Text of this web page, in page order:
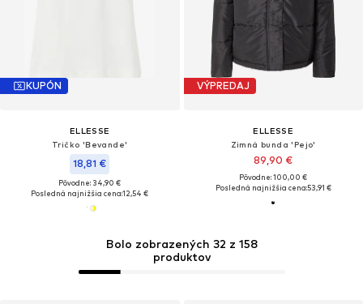
Bolo zobrazených 32 z 158
produktov
KUPÓN
ELLESSE
Tričko 'Bevande'
18,81 €
Pôvodne: 34,90 €
Posledná najnižšia cena:12,54 €
VÝPREDAJ
ELLESSE
Zimná bunda 'Pejo'
89,90 €
Pôvodne: 100,00 €
Posledná najnižšia cena:53,91 €